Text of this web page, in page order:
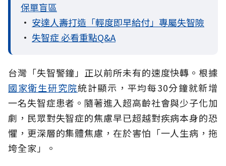
保單盲區
• 安達人壽打造「輕度即早給付」專屬失智險
• 失智症 必看重點Q&A
台灣「失智警鐘」正以前所未有的速度快轉。根據
國家衛生研究院統計顯示，平均每30分鐘就新增
一名失智症患者。隨著進入超高齡社會與少子化加
劇，民眾對失智症的焦慮早已超越對疾病本身的恐
懼，更深層的集體焦慮，在於害怕「一人生病，拖
垮全家」。